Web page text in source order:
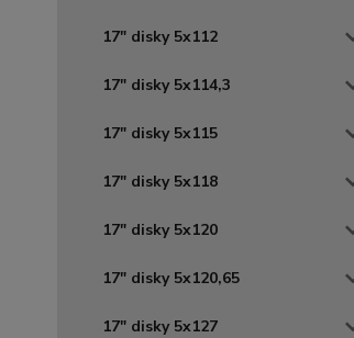
17" disky 5x112
17" disky 5x114,3
17" disky 5x115
17" disky 5x118
17" disky 5x120
17" disky 5x120,65
17" disky 5x127